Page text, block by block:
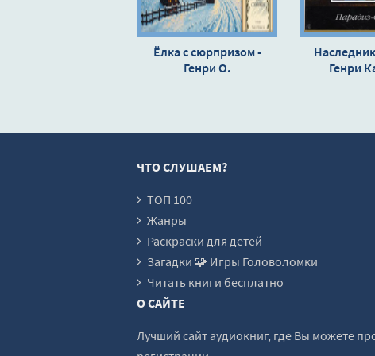
Ёлка с сюрпризом -
Генри О.
Генри
ЧТО СЛУШАЕМ?
ТОП 100
Жанры
Раскраски для детей
Загадки 🧩 Игры Головоломки
Читать книги бесплатно
О САЙТЕ
Лучший сайт аудиокниг, где Вы можете